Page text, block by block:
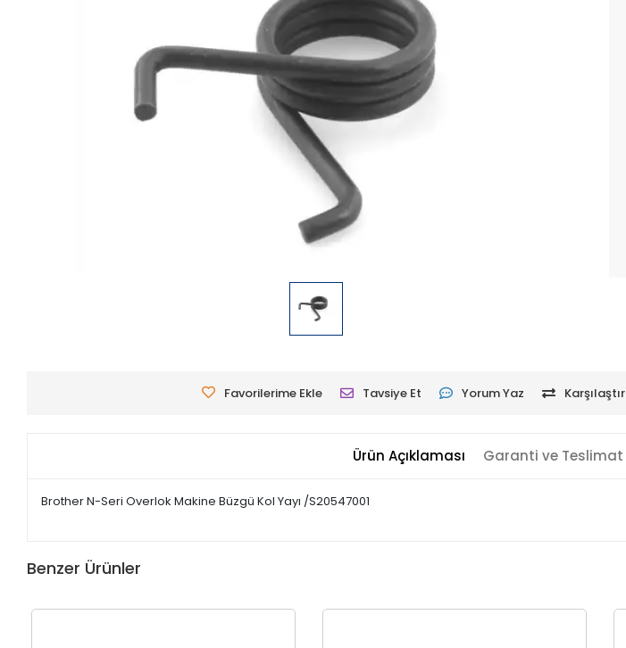
Favorilerime Ekle Tavsiye Et Yorum Yaz Karşılaştır
Ürün Açıklaması Garanti ve Teslimat
Brother N-Seri Overlok Makine Büzgü Kol Yayı /S20547001
Benzer Ürünler